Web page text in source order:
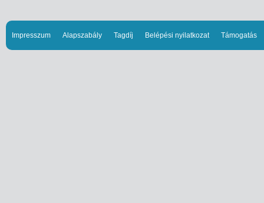
Impresszum Alapszabály Tagdíj Belépési nyilatkozat Támogatás